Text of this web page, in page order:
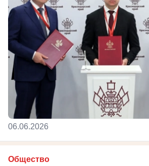
06.06.2026
Общество